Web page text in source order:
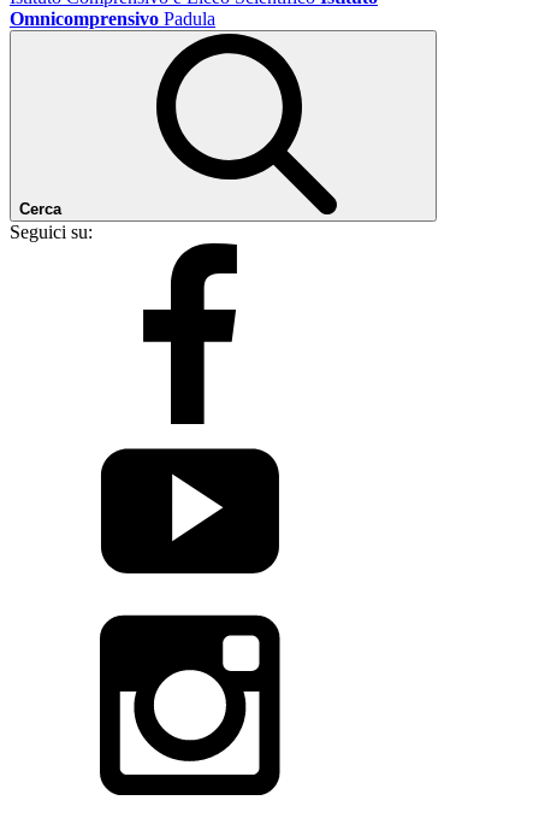
Omnicomprensivo Padula
Cerca
Seguici su: